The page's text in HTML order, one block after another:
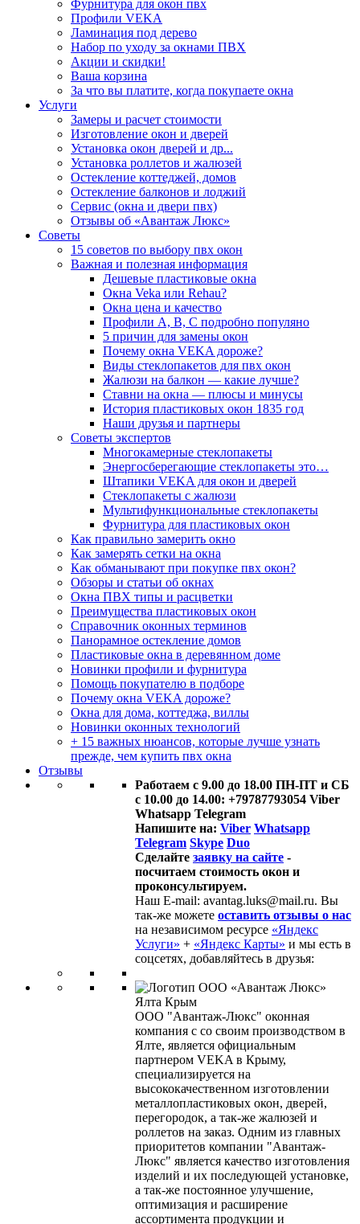
Фурнитура для окон пвх
Профили VEKA
Ламинация под дерево
Набор по уходу за окнами ПВХ
Акции и скидки!
Ваша корзина
За что вы платите, когда покупаете окна
Услуги
Замеры и расчет стоимости
Изготовление окон и дверей
Установка окон дверей и др...
Установка роллетов и жалюзей
Остекление коттеджей, домов
Остекление балконов и лоджий
Сервис (окна и двери пвх)
Отзывы об «Авантаж Люкс»
Советы
15 советов по выбору пвх окон
Важная и полезная информация
Дешевые пластиковые окна
Окна Veka или Rehau?
Окна цена и качество
Профили А, В, С подробно популяно
5 причин для замены окон
Почему окна VEKA дороже?
Виды стеклопакетов для пвх окон
Жалюзи на балкон — какие лучше?
Ставни на окна — плюсы и минусы
История пластиковых окон 1835 год
Наши друзья и партнеры
Советы экспертов
Многокамерные стеклопакеты
Энергосберегающие стеклопакеты это…
Штапики VEKA для окон и дверей
Стеклопакеты с жалюзи
Мультифункциональные стеклопакеты
Фурнитура для пластиковых окон
Как правильно замерить окно
Как замерять сетки на окна
Как обманывают при покупке пвх окон?
Обзоры и статьи об окнах
Окна ПВХ типы и расцветки
Преимущества пластиковых окон
Справочник оконных терминов
Панорамное остекление домов
Пластиковые окна в деревянном доме
Новинки профили и фурнитура
Помощь покупателю в подборе
Почему окна VEKA дороже?
Окна для дома, коттеджа, виллы
Новинки оконных технологий
+ 15 важных нюансов, которые лучше узнать
прежде, чем купить пвх окна
Отзывы
Работаем с 9.00 до 18.00 ПН-ПТ и СБ
с 10.00 до 14.00: +79787793054 Viber
Whatsapp Telegram
Напишите на: Viber Whatsapp
Telegram Skype Duo
Сделайте заявку на сайте -
посчитаем стоимость окон и
проконсультируем.
Наш E-mail: avantag.luks@mail.ru. Вы
так-же можете оставить отзывы о нас
на независимом ресурсе «Яндекс
Услуги» + «Яндекс Карты» и мы есть в
соцсетях, добавляйтесь в друзья:
ООО "Авантаж-Люкс" оконная
компания с со своим производством в
Ялте, является официальным
партнером VEKA в Крыму,
специализируется на
высококачественном изготовлении
металлопластиковых окон, дверей,
перегородок, а так-же жалюзей и
роллетов на заказ. Одним из главных
приоритетов компании "Авантаж-
Люкс" является качество изготовления
изделий и их последующей установке,
а так-же постоянное улучшение,
оптимизация и расширение
ассортимента продукции и